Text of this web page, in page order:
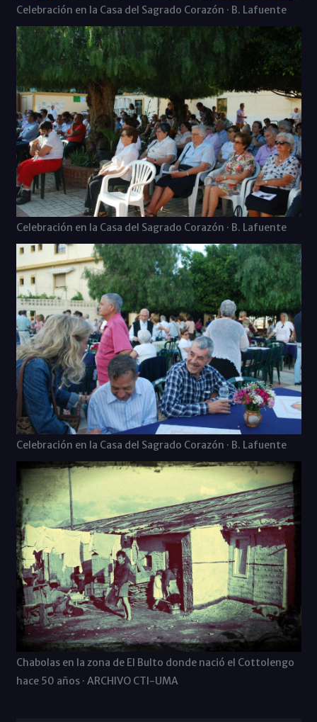
Celebración en la Casa del Sagrado Corazón · B. Lafuente
Celebración en la Casa del Sagrado Corazón · B. Lafuente
Celebración en la Casa del Sagrado Corazón · B. Lafuente
Chabolas en la zona de El Bulto donde nació el Cottolengo
hace 50 años · ARCHIVO CTI-UMA